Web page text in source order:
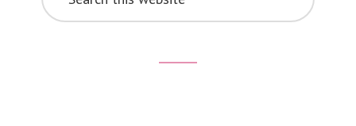
this
website